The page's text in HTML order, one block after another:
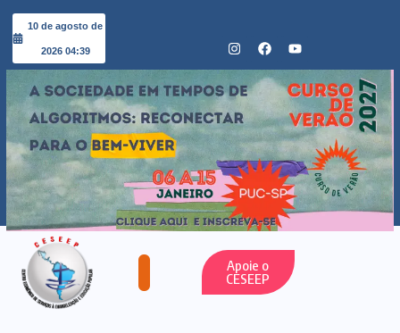
10 de agosto de
2026 04:39
Apoie o
CESEEP